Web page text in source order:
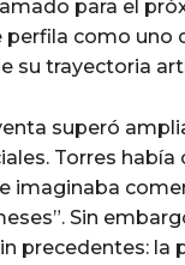
para el
perfila como uno
su trayectoria
superó
Torres había
imaginaba
Sin
precedentes: la